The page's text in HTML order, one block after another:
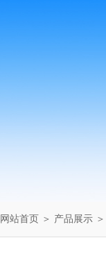
网站首页 ＞ 产品展示 ＞